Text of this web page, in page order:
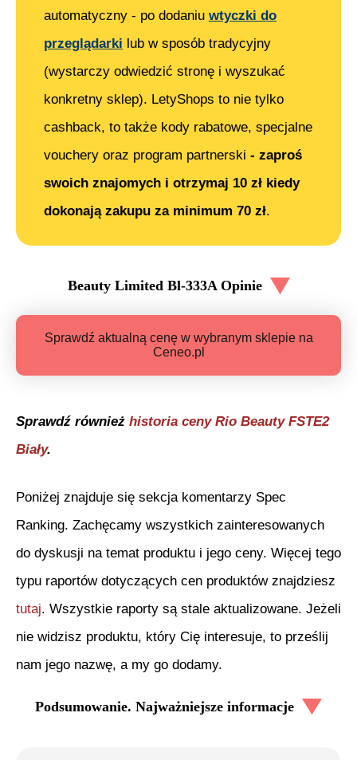
automatyczny - po dodaniu wtyczki do
przeglądarki lub w sposób tradycyjny
(wystarczy odwiedzić stronę i wyszukać
konkretny sklep). LetyShops to nie tylko
cashback, to także kody rabatowe, specjalne
vouchery oraz program partnerski - zaproś
swoich znajomych i otrzymaj 10 zł kiedy
dokonają zakupu za minimum 70 zł.
Beauty Limited Bl-333AOpinie
Sprawdź aktualną cenę w wybranym sklepie na
Ceneo.pl
Sprawdź również historia ceny Rio Beauty FSTE2
Biały.
Poniżej znajduje się sekcja komentarzy Spec
Ranking. Zachęcamy wszystkich zainteresowanych
do dyskusji na temat produktu i jego ceny. Więcej tego
typu raportów dotyczących cen produktów znajdziesz
tutaj. Wszystkie raporty są stale aktualizowane. Jeżeli
nie widzisz produktu, który Cię interesuje, to prześlij
nam jego nazwę, a my go dodamy.
Podsumowanie. Najważniejsze informacje